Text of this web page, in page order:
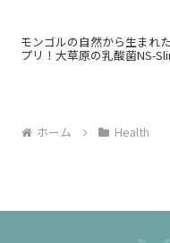
モンゴルの自然から生まれ
プリ！大草原の乳酸菌NS-
ホーム Health